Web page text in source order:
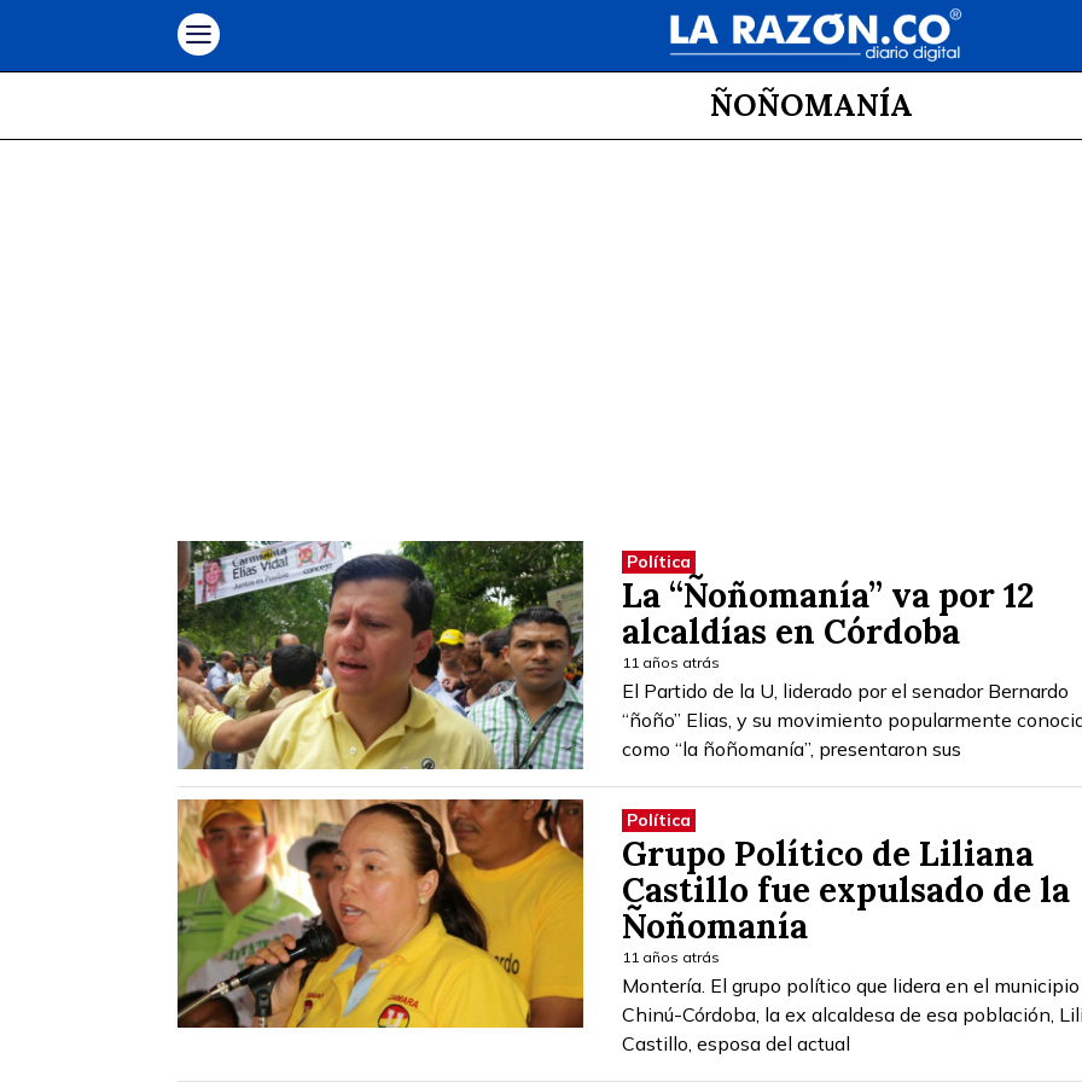
ÑOÑOMANÍA
Política
La “Ñoñomanía” va por 12
alcaldías en Córdoba
11 años atrás
El Partido de la U, liderado por el senador Bernardo
“ñoño” Elias, y su movimiento popularmente
como “la ñoñomanía”, presentaron sus
Política
Grupo Político de Liliana
Castillo fue expulsado de la
Ñoñomanía
11 años atrás
Montería. El grupo político que lidera en el municipio
Chinú-Córdoba, la ex alcaldesa de esa población,
Castillo, esposa del actual